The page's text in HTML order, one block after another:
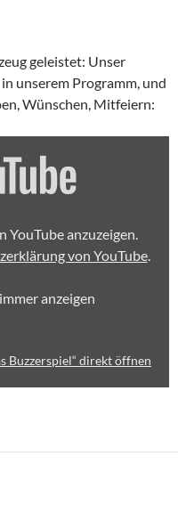
geleistet: Unser
unserem Programm, und
Wünschen, Mitfeiern:
YouTube anzuzeigen.
von YouTube.
anzeigen
Buzzerspiel“ direkt öffnen